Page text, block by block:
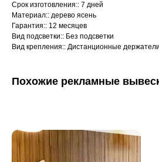
Срок изготовления:: 7 дней
Материал:: дерево ясень
Гарантия:: 12 месяцев
Вид подсветки:: Без подсветки
Вид крепления:: Дистанционные держатели
Похожие рекламные